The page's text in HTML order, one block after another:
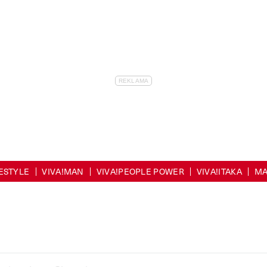
VIVA!MAN VIVA!PEOPLE POWER VIVA!ITAKA